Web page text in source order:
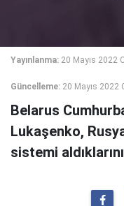
Yayınlanma: 20 Mayıs 2022
Güncelleme: 20 Mayıs 2022
Belarus
Lukaşenko,
sistemi